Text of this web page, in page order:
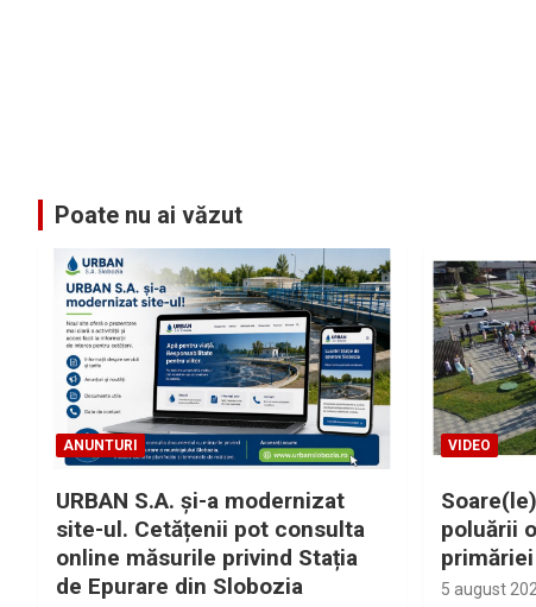
Poate nu ai văzut
ANUNTURI
URBAN S.A. și-a modernizat
site-ul. Cetățenii pot consulta
online măsurile privind Stația
de Epurare din Slobozia
VIDEO
poluării
5 august